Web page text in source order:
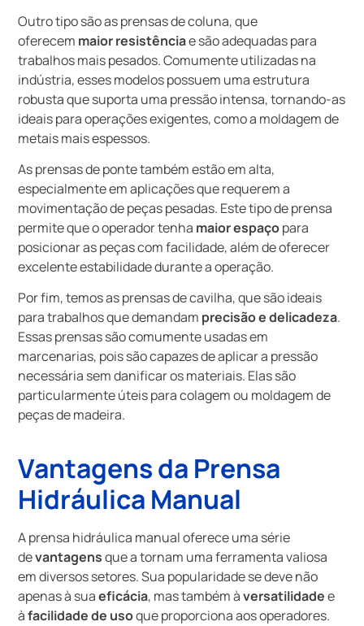
Outro tipo são as prensas de coluna, que
oferecem maior resistênciae são adequadas para
trabalhos mais pesados. Comumente utilizadas na
indústria, esses modelos possuem uma estrutura
robusta que suporta uma pressão intensa, tornando-as
ideais para operações exigentes, como a moldagem de
metais mais espessos.
As prensas de ponte também estão em alta,
especialmente em aplicações que requerem a
movimentação de peças pesadas. Este tipo de prensa
permite que o operador tenha maior espaçopara
posicionar as peças com facilidade, além de oferecer
excelente estabilidade durante a operação.
Por fim, temos as prensas de cavilha, que são ideais
para trabalhos que demandam precisão e delicadeza.
Essas prensas são comumente usadas em
marcenarias, pois são capazes de aplicar a pressão
necessária sem danificar os materiais. Elas são
particularmente úteis para colagem ou moldagem de
peças de madeira.
Vantagens da Prensa
Hidráulica Manual
A prensa hidráulica manual oferece uma série
devantagensque a tornam uma ferramenta valiosa
em diversos setores. Sua popularidade se deve não
apenas à suaeficácia, mas também àversatilidadee
àfacilidade de usoque proporciona aos operadores.